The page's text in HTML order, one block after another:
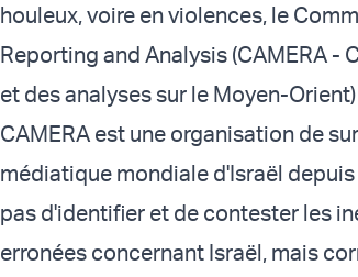
houleux, voire en violences, le
Reporting and Analysis (CAMERA
et des analyses sur le Moyen-
CAMERA est une organisation de
médiatique mondiale d'Israël
pas d'identifier et de contester les
erronées concernant Israël, mais